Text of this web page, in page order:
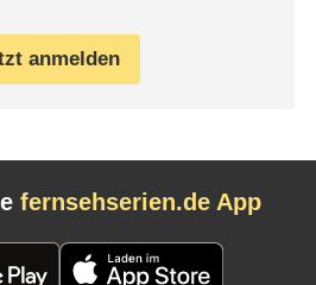
anmelden
fernsehserien.de App